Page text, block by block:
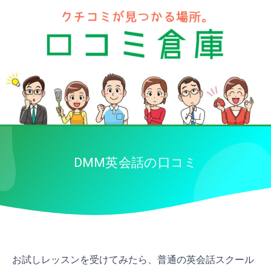
DMM英会話の口コミ
お試しレッスンを受けてみたら、普通の英会話スクール